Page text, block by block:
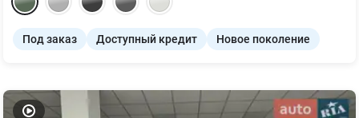
Под заказ Доступный кредит Новое поколение